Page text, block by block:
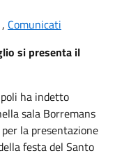
, Comunicati
si presenta il
ha indetto
sala Borremans
la presentazione
festa del Santo